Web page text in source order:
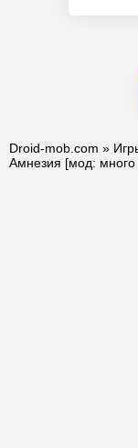
Droid-mob.com »
Амнезия [мод: много